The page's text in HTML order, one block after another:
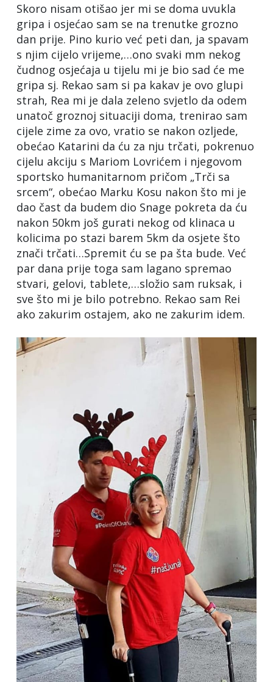
Skoro nisam otišao jer mi se doma uvukla
gripa i osjećao sam se na trenutke grozno
dan prije. Pino kurio već peti dan, ja spavam
s njim cijelo vrijeme,…ono svaki mm nekog
čudnog osjećaja u tijelu mi je bio sad će me
gripa sj. Rekao sam si pa kakav je ovo glupi
strah, Rea mi je dala zeleno svjetlo da odem
unatoč groznoj situaciji doma, trenirao sam
cijele zime za ovo, vratio se nakon ozljede,
obećao Katarini da ću za nju trčati, pokrenuo
cijelu akciju s Mariom Lovrićem i njegovom
sportsko humanitarnom pričom „Trči sa
srcem“, obećao Marku Kosu nakon što mi je
dao čast da budem dio Snage pokreta da ću
nakon 50km još gurati nekog od klinaca u
kolicima po stazi barem 5km da osjete što
znači trčati…Spremit ću se pa šta bude. Već
par dana prije toga sam lagano spremao
stvari, gelovi, tablete,…složio sam ruksak, i
sve što mi je bilo potrebno. Rekao sam Rei
ako zakurim ostajem, ako ne zakurim idem.